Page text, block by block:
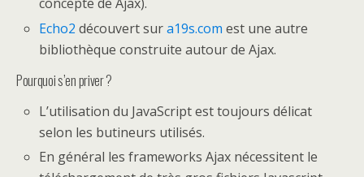
concepte de Ajax).
Echo2 découvert sura19s.com est une autre
bibliothèque construite autour de Ajax.
Pourquoi s’en priver ?
L’utilisation du JavaScript est toujours délicat
selon les butineurs utilisés.
En général les frameworks Ajax nécessitent le